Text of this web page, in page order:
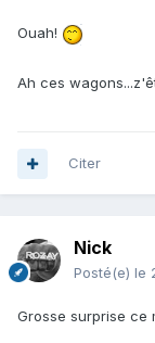
Ouah!
Ah ces
Citer
Nick
Posté(e) le
Grosse surprise ce